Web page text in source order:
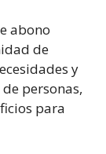
abono
de
y
personas,
para